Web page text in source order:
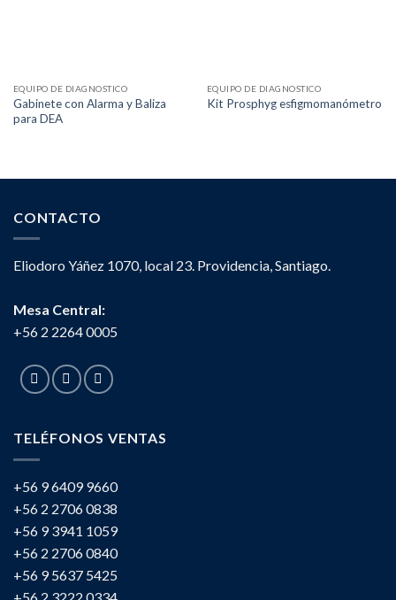
EQUIPO DE DIAGNOSTICO
Gabinete con Alarma y Baliza
para DEA
EQUIPO DE DIAGNOSTICO
Kit Prosphyg esfigmomanómetro
CONTACTO
Eliodoro Yáñez 1070, local 23. Providencia, Santiago.
Mesa Central:
+56 2 2264 0005
TELÉFONOS VENTAS
+56 9 6409 9660
+56 2 2706 0838
+56 9 3941 1059
+56 2 2706 0840
+56 9 5637 5425